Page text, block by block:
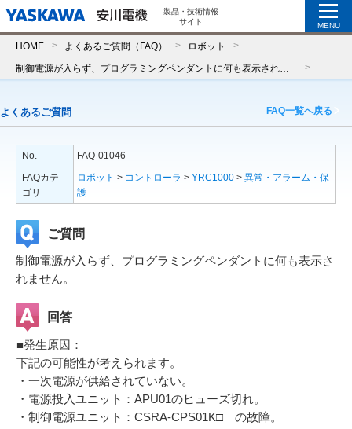
製品・技術情報
サイト
MENU
HOME よくあるご質問（FAQ） ロボット
よくあるご質問 FAQ一覧へ戻る
No.
FAQ-01046
FAQカテ
ゴリ
ロボット > コントローラ > YRC1000 > 異常・アラーム・保
護
ご質問
制御電源が入らず、プログラミングペンダントに何も表示さ
れません。
回答
■発生原因：
下記の可能性が考えられます。
・一次電源が供給されていない。
・電源投入ユニット：APU01のヒューズ切れ。
・制御電源ユニット：CSRA-CPS01K□ の故障。